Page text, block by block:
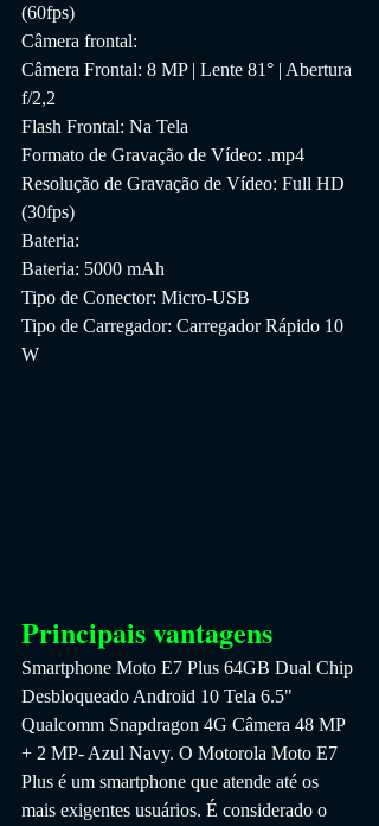
(60fps)
Câmera frontal:
Câmera Frontal: 8 MP | Lente 81° | Abertura
f/2,2
Flash Frontal: Na Tela
Formato de Gravação de Vídeo: .mp4
Resolução de Gravação de Vídeo: Full HD
(30fps)
Bateria:
Bateria: 5000 mAh
Tipo de Conector: Micro-USB
Tipo de Carregador: Carregador Rápido 10
W
Principais vantagens
Smartphone Moto E7 Plus 64GB Dual Chip
Desbloqueado Android 10 Tela 6.5"
Qualcomm Snapdragon 4G Câmera 48 MP
+ 2 MP- Azul Navy. O Motorola Moto E7
Plus é um smartphone que atende até os
mais exigentes usuários. É considerado o